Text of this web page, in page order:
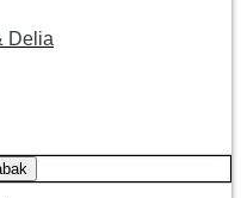
Delia